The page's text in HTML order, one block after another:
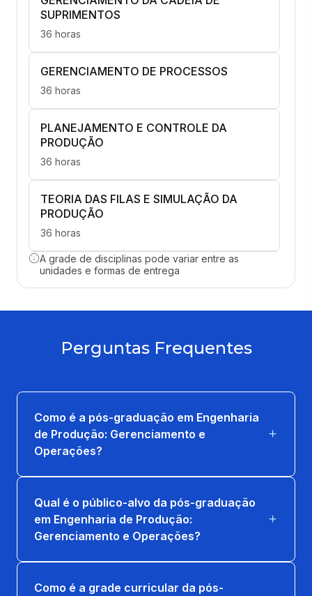
SUPRIMENTOS
36 horas
GERENCIAMENTO DE PROCESSOS
36 horas
PLANEJAMENTO E CONTROLE DA
PRODUÇÃO
36 horas
TEORIA DAS FILAS E SIMULAÇÃO DA
PRODUÇÃO
36 horas
ENGENHARIA DO PRODUTO
36 horas
36 horas
36 horas
GERENCIAMENTO DE PROJETOS
36 horas
GESTÃO DA QUALIDADE E DA INOVAÇÃO
TECNOLÓGICA
A grade de disciplinas pode variar entre as
unidades e formas de entrega
Perguntas Frequentes
Como é a pós-graduação em Engenharia
de Produção: Gerenciamento e
Operações?
Qual é o público-alvo da pós-graduação
em Engenharia de Produção:
Gerenciamento e Operações?
Como é a grade curricular da pós-